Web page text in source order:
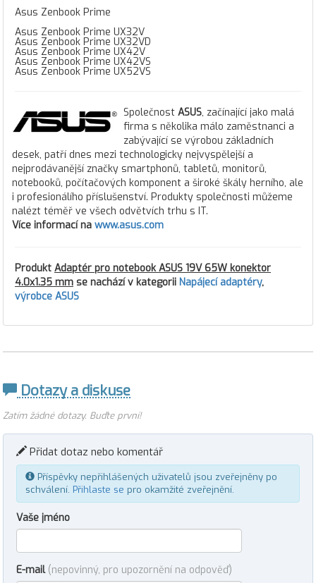
Asus Zenbook Prime
Asus Zenbook Prime UX32V
Asus Zenbook Prime UX32VD
Asus Zenbook Prime UX42V
Asus Zenbook Prime UX42VS
Asus Zenbook Prime UX52VS
Společnost ASUS, začínající jako malá
firma s několika málo zaměstnanci a
zabývající se výrobou základních
desek, patří dnes mezi technologicky nejvyspělejší a
nejprodávanější značky smartphonů, tabletů, monitorů,
notebooků, počítačových komponent a široké škály herního, ale
i profesionálího příslušenství. Produkty společnosti můžeme
nalézt téměř ve všech odvětvích trhu s IT.
Více informací na www.asus.com
Produkt Adaptér pro notebook ASUS 19V 65W konektor
4.0x1.35 mm se nachází v kategorii Napájecí adaptéry,
výrobce ASUS
Dotazy a diskuse
Zatím žádné dotazy. Buďte první!
Přidat dotaz nebo komentář
Příspěvky nepřihlášených uživatelů jsou zveřejněny po
schválení. Přihlaste se pro okamžité zveřejnění.
Vaše jméno
E-mail (nepovinný, pro upozornění na odpověď)